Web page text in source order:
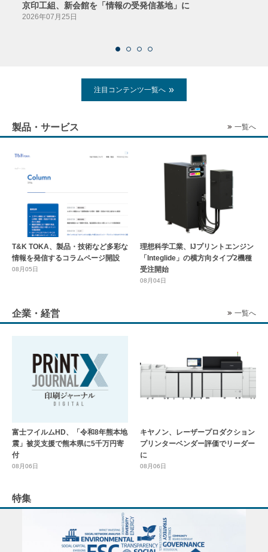
京印工組、新会館を「情報の受発信基地」に
2026年07月25日
注目コンテンツ一覧へ
製品・サービス 一覧へ
T&K TOKA、製品・技術など多彩な
情報を発信するコラムページ開設
08月05日
理想科学工業、IJプリントエンジン
「Integlide」の横方向タイプ2機種
受注開始
08月04日
企業・経営 一覧へ
富士フイルムHD、「令和8年熊本地
震」被災支援で熊本県に5千万円寄
付
08月06日
キヤノン、レーザープロダクション
プリンターベンダー評価でリーダー
に
08月06日
特集